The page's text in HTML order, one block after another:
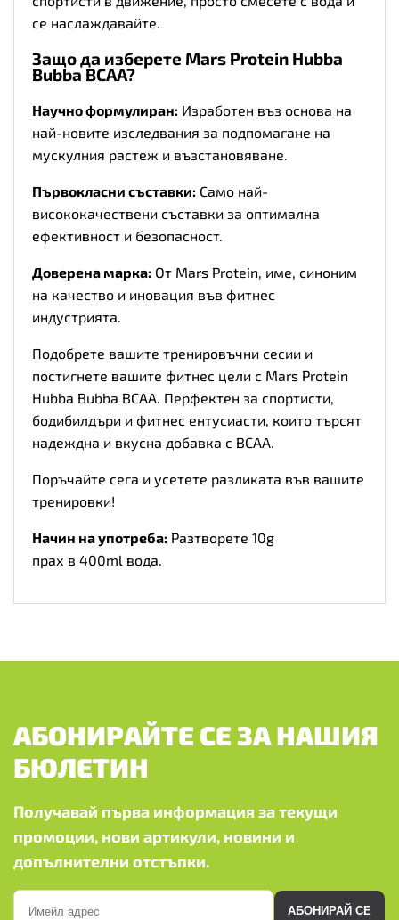
се наслаждавайте.
Защо да изберете Mars Protein Hubba
Bubba BCAA?
Научно формулиран: Изработен въз основа на
най-новите изследвания за подпомагане на
мускулния растеж и възстановяване.
Първокласни съставки: Само най-
висококачествени съставки за оптимална
ефективност и безопасност.
Доверена марка: От Mars Protein, име, синоним
на качество и иновация във фитнес
индустрията.
Подобрете вашите тренировъчни сесии и
постигнете вашите фитнес цели с Mars Protein
Hubba Bubba BCAA. Перфектен за спортисти,
бодибилдъри и фитнес ентусиасти, които търсят
надеждна и вкусна добавка с BCAA.
Поръчайте сега и усетете разликата във вашите
тренировки!
Начин на употреба: Разтворете 10g
прах в 400ml вода.
АБОНИРАЙТЕ СЕ ЗА НАШИЯ
БЮЛЕТИН
Получавай първа информация за текущи
промоции, нови артикули, новини и
допълнителни отстъпки.
АБОНИРАЙ СЕ